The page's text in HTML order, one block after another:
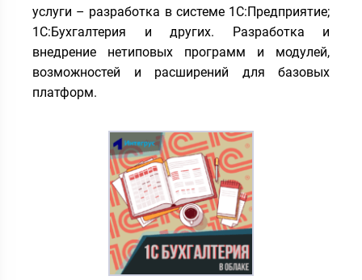
услуги – разработка в системе 1С:Предприятие;
1С:Бухгалтерия и других. Разработка и
внедрение нетиповых программ и модулей,
возможностей и расширений для базовых
платформ.